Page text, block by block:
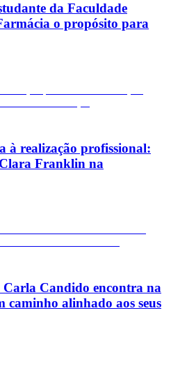
da Faculdade
o propósito para
à realização profissional:
Franklin na
Candido encontra na
caminho alinhado aos seus